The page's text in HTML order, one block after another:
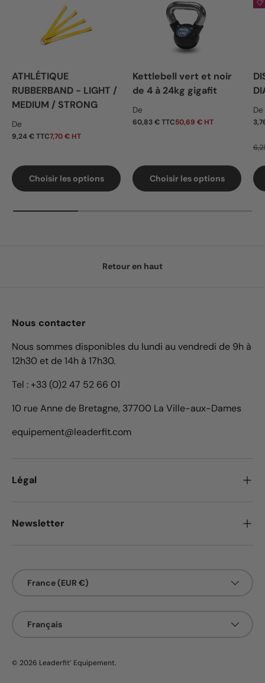
ATHLÉTIQUE
RUBBERBAND - LIGHT /
MEDIUM / STRONG
Prix habituel
De
9,24 € TTC7,70 € HT
Choisir les options
Kettlebell vert et noir
de 4 à 24kg gigafit
Prix habituel
De
60,83 € TTC50,69 € HT
Choisir les options
De
Retour en haut
Nous contacter
Nous sommes disponibles du lundi au vendredi de 9h à
12h30 et de 14h à 17h30.
Tel : +33 (0)2 47 52 66 01
10 rue Anne de Bretagne, 37700 La Ville-aux-Dames
equipement@leaderfit.com
Légal
Newsletter
France (EUR €)
Français
© 2026 Leaderfit’ Equipement.